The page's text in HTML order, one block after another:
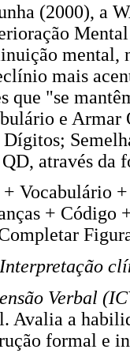
(2000), a
mental,
mais
que "se
e Armar
através da
Vocabulário
+ Código
Verbal
Avalia a
formal e